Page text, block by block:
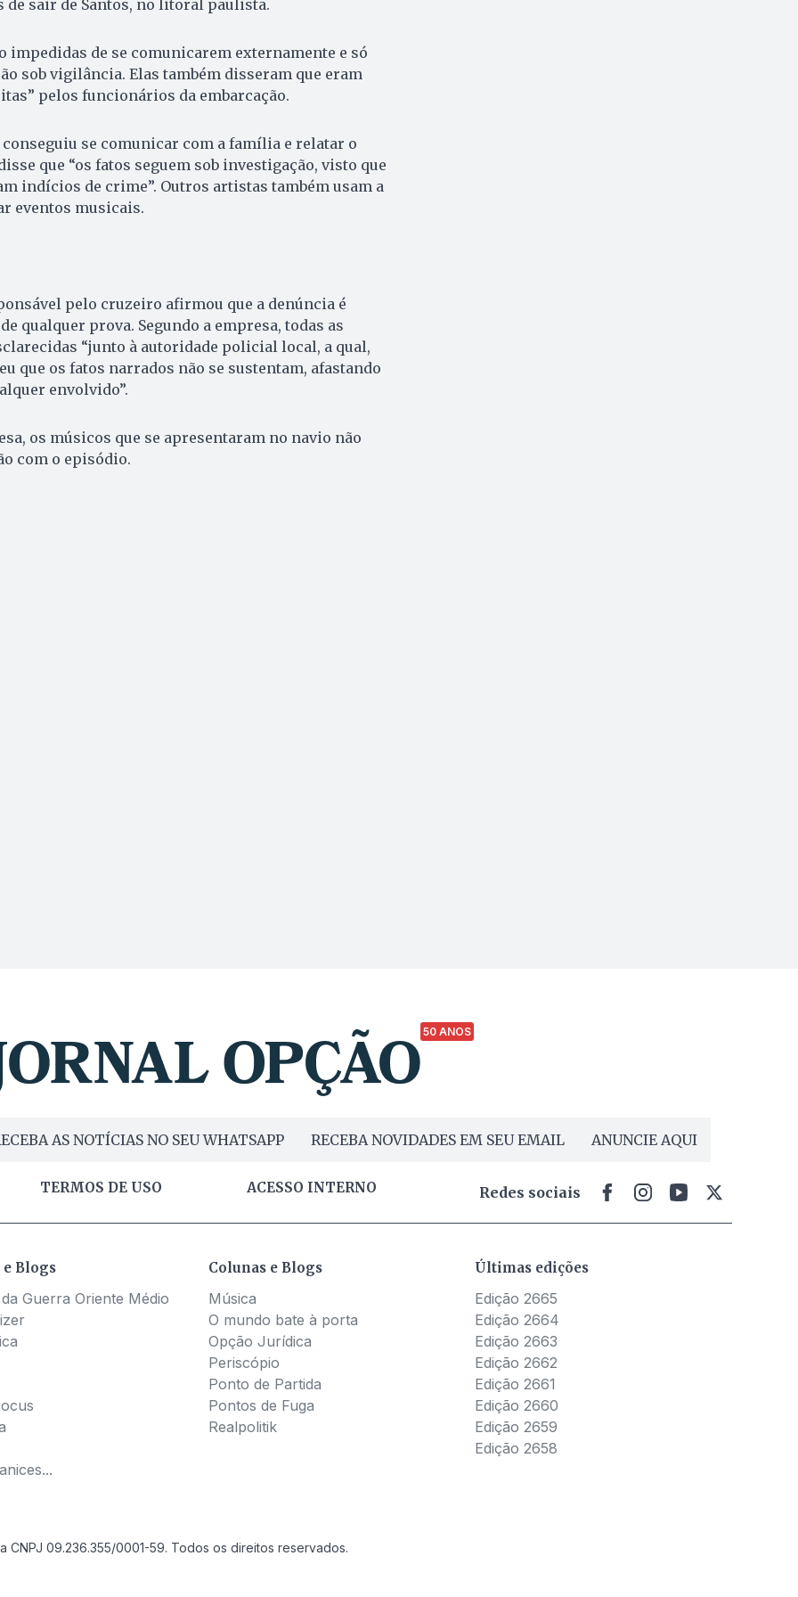
de sair de Santos, no litoral paulista.
impedidas de se comunicarem externamente e só
sob vigilância. Elas também disseram que eram
pelos funcionários da embarcação.
se comunicar com a família e relatar o
que “os fatos seguem sob investigação, visto que
indícios de crime”. Outros artistas também usam a
eventos musicais.
pelo cruzeiro afirmou que a denúncia é
qualquer prova. Segundo a empresa, todas as
“junto à autoridade policial local, a qual,
que os fatos narrados não se sustentam, afastando
envolvido”.
os músicos que se apresentaram no navio não
com o episódio.
50 ANOS
AS NOTÍCIAS NO SEU WHATSAPP RECEBA NOVIDADES EM SEU EMAIL ANUNCIE AQUI
TERMOS DE USO ACESSO INTERNO Redes sociais
e Blogs
Guerra Oriente Médio
Colunas e Blogs
Música
O mundo bate à porta
Opção Jurídica
Periscópio
Ponto de Partida
Pontos de Fuga
Realpolitik
Últimas edições
Edição 2665
Edição 2664
Edição 2663
Edição 2662
Edição 2661
Edição 2660
Edição 2659
Edição 2658
09.236.355/0001-59. Todos os direitos reservados.